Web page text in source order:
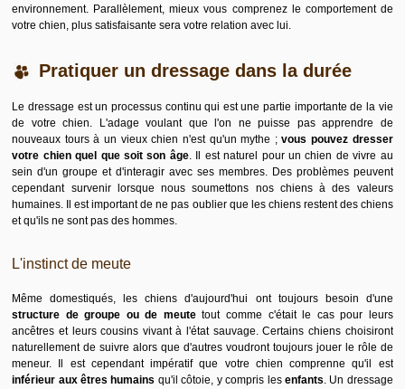
environnement. Parallèlement, mieux vous comprenez le comportement de
votre chien, plus satisfaisante sera votre relation avec lui.
Pratiquer un dressage dans la durée
Le dressage est un processus continu qui est une partie importante de la vie
de votre chien. L'adage voulant que l'on ne puisse pas apprendre de
nouveaux tours à un vieux chien n'est qu'un mythe ;vous pouvez dresser
votre chien quel que soit son âge. Il est naturel pour un chien de vivre au
sein d'un groupe et d'interagir avec ses membres. Des problèmes peuvent
cependant survenir lorsque nous soumettons nos chiens à des valeurs
humaines. Il est important de ne pas oublier que les chiens restent des chiens
et qu'ils ne sont pas des hommes.
L'instinct de meute
Même domestiqués, les chiens d'aujourd'hui ont toujours besoin d'une
structure de groupe ou de meutetout comme c'était le cas pour leurs
ancêtres et leurs cousins vivant à l'état sauvage. Certains chiens choisiront
naturellement de suivre alors que d'autres voudront toujours jouer le rôle de
meneur. Il est cependant impératif que votre chien comprenne qu'il est
inférieur aux êtres humains qu'il côtoie, y compris les enfants. Un dressage